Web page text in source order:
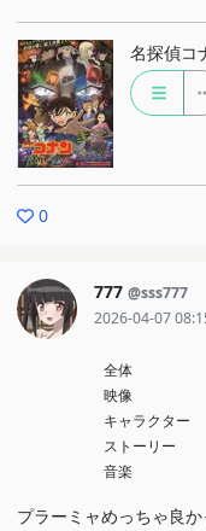
名探偵コ
0
777 @sss777
2026-04-07
全体
映像
キャラクター
ストーリー
音楽
プラーミャめっちゃ良